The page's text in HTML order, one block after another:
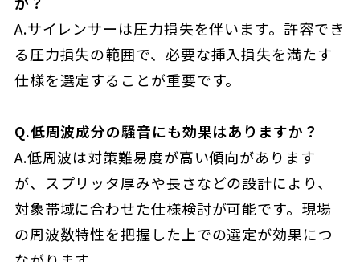
A.サイレンサーは圧力損失を伴います。許容でき
る圧力損失の範囲で、必要な挿入損失を満たす
仕様を選定することが重要です。
Q.低周波成分の騒音にも効果はありますか？
A.低周波は対策難易度が高い傾向があります
が、スプリッタ厚みや長さなどの設計により、
対象帯域に合わせた仕様検討が可能です。現場
の周波数特性を把握した上での選定が効果につ